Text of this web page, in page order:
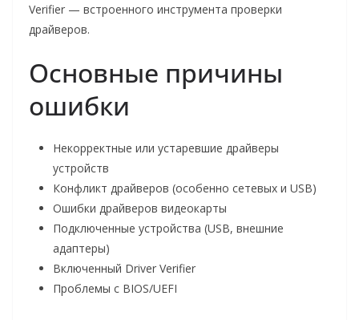
Verifier — встроенного инструмента проверки
драйверов.
Основные причины
ошибки
Некорректные или устаревшие драйверы
устройств
Конфликт драйверов (особенно сетевых и USB)
Ошибки драйверов видеокарты
Подключенные устройства (USB, внешние
адаптеры)
Включенный Driver Verifier
Проблемы с BIOS/UEFI